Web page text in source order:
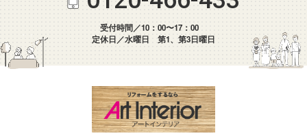
受付時間／10：00〜17：00
定休日／水曜日 第1、第3日曜日